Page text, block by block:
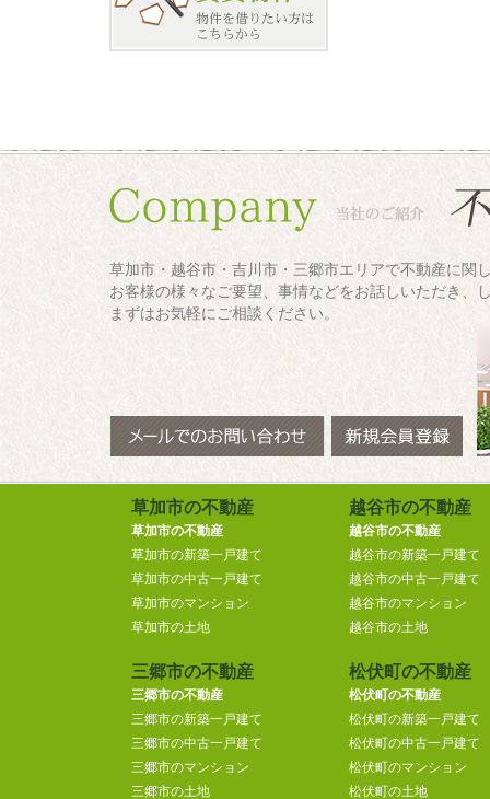
草加市・越谷市・吉川市・三郷市エリアで不動産に関
お客様の様々なご要望、事情などをお話しいただき、
まずはお気軽にご相談ください。
草加市の不動産
草加市の不動産
草加市の新築一戸建て
草加市の中古一戸建て
草加市のマンション
草加市の土地
越谷市の不動産
越谷市の不動産
越谷市の新築一戸建て
越谷市の中古一戸建て
越谷市のマンション
越谷市の土地
三郷市の不動産
三郷市の不動産
三郷市の新築一戸建て
三郷市の中古一戸建て
三郷市のマンション
三郷市の土地
松伏町の不動産
松伏町の不動産
松伏町の新築一戸建て
松伏町の中古一戸建て
松伏町のマンション
松伏町の土地